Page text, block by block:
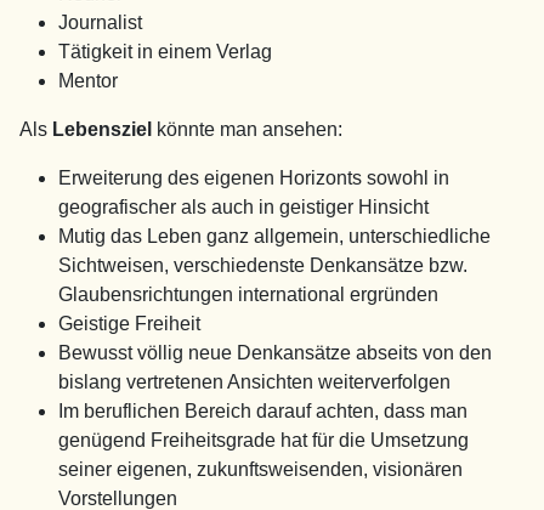
Journalist
Tätigkeit in einem Verlag
Mentor
Als Lebensziel könnte man ansehen:
Erweiterung des eigenen Horizonts sowohl in
geografischer als auch in geistiger Hinsicht
Mutig das Leben ganz allgemein, unterschiedliche
Sichtweisen, verschiedenste Denkansätze bzw.
Glaubensrichtungen international ergründen
Geistige Freiheit
Bewusst völlig neue Denkansätze abseits von den
bislang vertretenen Ansichten weiterverfolgen
Im beruflichen Bereich darauf achten, dass man
genügend Freiheitsgrade hat für die Umsetzung
seiner eigenen, zukunftsweisenden, visionären
Vorstellungen